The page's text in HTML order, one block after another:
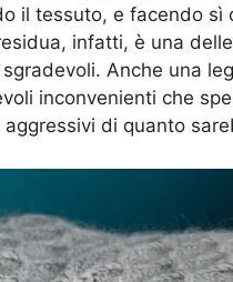
il tessuto, e facendo
infatti, è una
Anche una
inconvenienti che
di quanto